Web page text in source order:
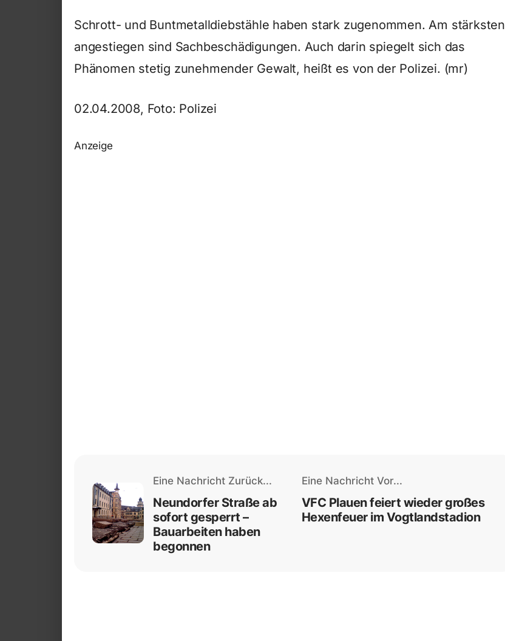
Schrott- und Buntmetalldiebstähle haben stark zugenommen. Am stärksten
angestiegen sind Sachbeschädigungen. Auch darin spiegelt sich das
Phänomen stetig zunehmender Gewalt, heißt es von der Polizei. (mr)
02.04.2008, Foto: Polizei
Anzeige
Eine Nachricht Zurück...
Neundorfer Straße ab
sofort gesperrt –
Bauarbeiten haben
begonnen
Eine Nachricht Vor...
VFC Plauen feiert wieder großes
Hexenfeuer im Vogtlandstadion